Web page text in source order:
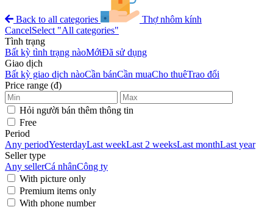
Back to all categories
Thợ nhôm kính
CancelSelect "All categories"
Tình trạng
Bất kỳ tình trạng nàoMớiĐã sử dụng
Giao dịch
Bất kỳ giao dịch nàoCần bánCần muaCho thuêTrao đổi
Price range (đ)
Hỏi người bán thêm thông tin
Free
Period
Any periodYesterdayLast weekLast 2 weeksLast monthLast year
Seller type
Any sellerCá nhânCông ty
With picture only
Premium items only
With phone number